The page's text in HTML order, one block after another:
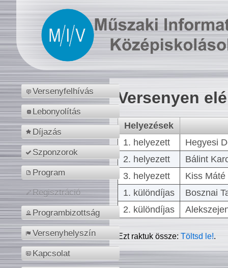
Versenyfelhívás
Lebonyolítás
Díjazás
Szponzorok
Program
Regisztráció
Programbizottság
Versenyhelyszín
Kapcsolat
Versenyen
Helyezések
1. helyezett
Hegyesi
2. helyezett
Bálint
3. helyezett
Kiss
1. különdíjas
Bosznai
2. különdíjas
Ezt raktuk össze:Töltsd le!.